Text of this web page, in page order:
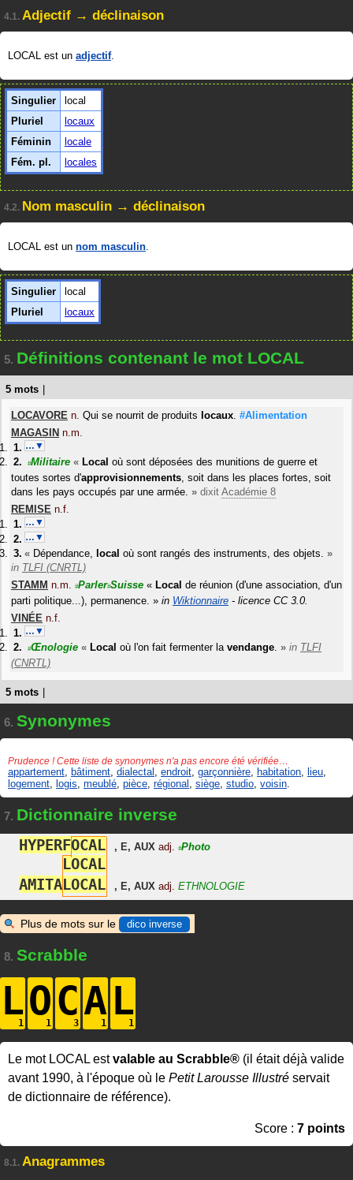
4.1. Adjectif → déclinaison
LOCAL est un adjectif.
Singulier
local
Pluriel
locaux
Féminin
locale
Fém. pl.
locales
4.2. Nom masculin → déclinaison
LOCAL est un nom masculin.
Singulier
local
Pluriel
locaux
5. Définitions contenant le mot LOCAL
5 mots
LOCAVORE n. Qui se nourrit de produits locaux. #Alimentation
MAGASIN n.m.
…▼
#Militaire « Local où sont déposées des munitions de guerre et
toutes sortes d'approvisionnements, soit dans les places fortes, soit
dans les pays occupés par une armée. » dixit Académie 8
REMISE n.f.
…▼
…▼
« Dépendance, local où sont rangés des instruments, des objets. »
in TLFI (CNRTL)
STAMM n.m. #Parler#Suisse « Local de réunion (d'une association, d'un
parti politique...), permanence. » in Wiktionnaire - licence CC 3.0.
VINÉE n.f.
…▼
#Œnologie « Local où l'on fait fermenter la vendange. » in TLFI
(CNRTL)
5 mots
6. Synonymes
Prudence ! Cette liste de synonymes n'a pas encore été vérifiée…
appartement bâtiment dialectal endroit garçonnière habitation lieu
logement logis meublé pièce régional siège studio voisin
7. Dictionnaire inverse
HYPERFOCAL , E, AUX adj. #Photo
LOCAL
AMITALOCAL , E, AUX adj. ETHNOLOGIE
Plus de mots sur le dico inverse
8. Scrabble
LOCAL
Le mot LOCAL estvalable au Scrabble® (il était déjà valide
avant 1990, à l'époque où le Petit Larousse Illustré servait
de dictionnaire de référence).
Score : 7 points
8.1. Anagrammes